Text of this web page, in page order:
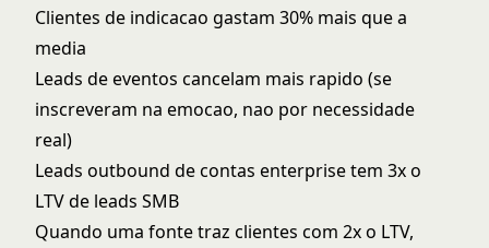
Clientes de indicacao gastam 30% mais que a
media
Leads de eventos cancelam mais rapido (se
inscreveram na emocao, nao por necessidade
real)
Leads outbound de contas enterprise tem 3x o
LTV de leads SMB
Quando uma fonte traz clientes com 2x o LTV,